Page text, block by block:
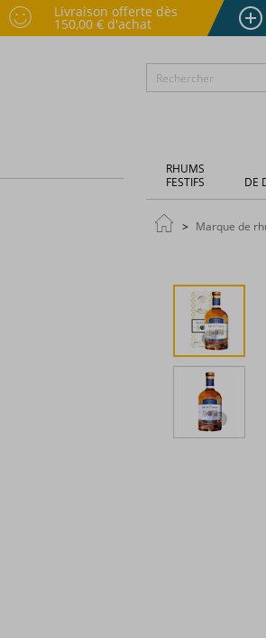
Livraison offerte dès
150,00 € d'achat
RHUMS
FESTIFS
DE
Marque de